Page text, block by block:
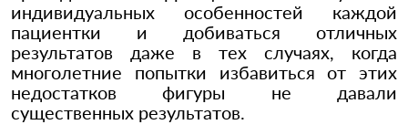
индивидуальных особенностей каждой
пациентки и добиваться отличных
результатов даже в тех случаях, когда
многолетние попытки избавиться от этих
недостатков фигуры не давали
существенных результатов.